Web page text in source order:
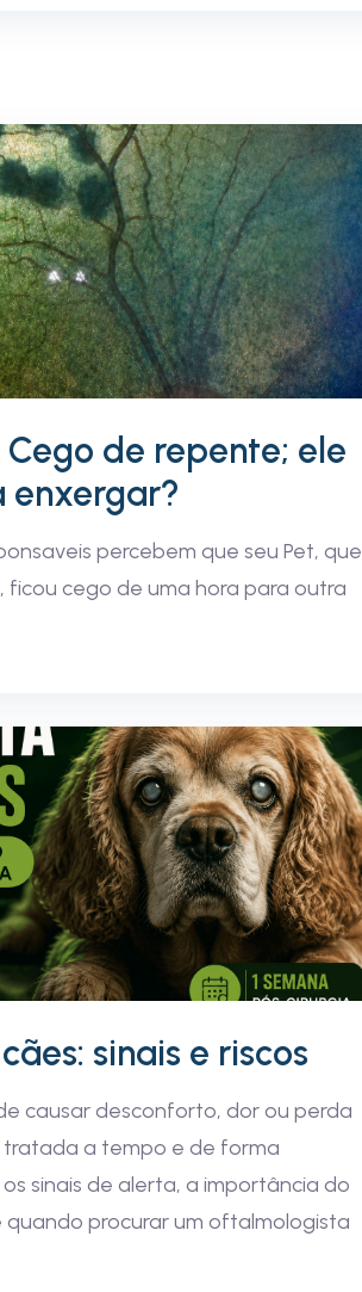
Cego de repente; ele
enxergar?
percebem que seu Pet, que
cego de uma hora para outra
sinais e riscos
causar desconforto, dor ou perda
tratada a tempo e de forma
sinais de alerta, a importância do
procurar um oftalmologista